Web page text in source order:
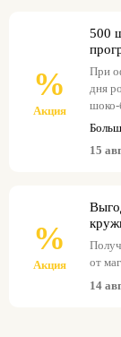
%
Акция
500
При
дня
шоко-
15
%
Акция
от
14